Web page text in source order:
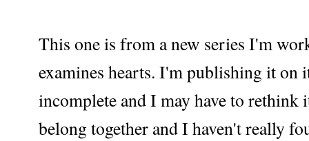
This one is from a new series I'm
examines hearts. I'm publishing it on
incomplete and I may have to rethink
belong together and I haven't really